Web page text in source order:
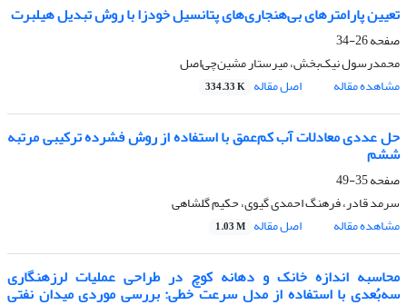
تعیین پارامترهای بی‌هنجاری‌های پتانسیل خودزا با روش تبدیل هیلبرت
صفحه26-34
محمد‌رسول نیک‌بخش، میرستار مشین‌چی‌اصل
مشاهده مقاله
اصل مقاله 334.33 K
حل عددی معادلات آب کم‌عمق با استفاده از روش فشرده ترکیبی مرتبه
ششم
صفحه35-49
سرمد قادر، فرهنگ احمدی گیوی، حکیم گلشاهی
مشاهده مقاله
اصل مقاله 1.03 M
محاسبه اندازه خانک و دهانه کوچ در طراحی عملیات لرزه‏نگاری
سه‌بُعدی با استفاده از مدل سرعت خطی: بررسی موردی میدان نفتی